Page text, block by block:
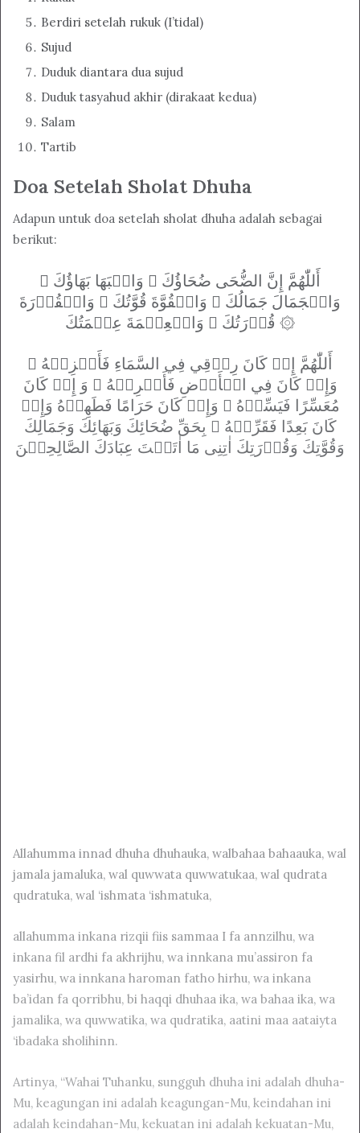
Berdiri setelah rukuk (I’tidal)
Sujud
Duduk diantara dua sujud
Duduk tasyahud akhir (dirakaat kedua)
Salam
Tartib
Doa Setelah Sholat Dhuha
Adapun untuk doa setelah sholat dhuha adalah sebagai
berikut:
أَللّٰهُمَّ إِنَّ الضُّحَی ضُحَاؤُكَ ۞ وَالۡبَهَا بَهَاؤُكَ ۞
وَالۡجَمَالَ جَمَالُكَ ۞ وَالۡقُوَّةَ قُوَّتُكَ ۞ وَالۡقُدۡرَةَ
قُدۡرَتُكَ ۞ وَالۡعِصۡمَةَ عِصۡمَتُكَ ۞
أَللّٰهُمَّ إِنۡ كَانَ رِزۡقِي فِي السَّمَاءِ فَأَنۡزِلۡهُ ۞
وَإِنۡ كَانَ فِي الۡأَرۡضِ فَأَخۡرِجۡهُ ۞ وَ إِنۡ كَانَ
مُعَسِّرًا فَيَسِّرۡهُ ۞ وَإِنۡ كَانَ حَرَامًا فَطَهِرۡهُ وَإِنۡ
كَانَ بَعِدًا فَقَرِّبۡهُ ۞ بِحَقِّ ضُحَائِكَ وَبَهَائِكَ وَجَمَالِكَ
وَقُوَّتِكَ وَقُدۡرَتِكَ اٰتِنِی مَا اٰتَيۡتَ عِبَادَكَ الصَّالِحِيۡنَ
Allahumma innad dhuha dhuhauka, walbahaa bahaauka, wal
jamala jamaluka, wal quwwata quwwatukaa, wal qudrata
qudratuka, wal ‘ishmata ‘ishmatuka,
allahumma inkana rizqii fiis sammaa I fa annzilhu, wa
inkana fil ardhi fa akhrijhu, wa innkana mu’assiron fa
yasirhu, wa innkana haroman fatho hirhu, wa inkana
ba’idan fa qorribhu, bi haqqi dhuhaa ika, wa bahaa ika, wa
jamalika, wa quwwatika, wa qudratika, aatini maa aataiyta
‘ibadaka sholihinn.
Artinya, “Wahai Tuhanku, sungguh dhuha ini adalah dhuha-
Mu, keagungan ini adalah keagungan-Mu, keindahan ini
adalah keindahan-Mu, kekuatan ini adalah kekuatan-Mu,